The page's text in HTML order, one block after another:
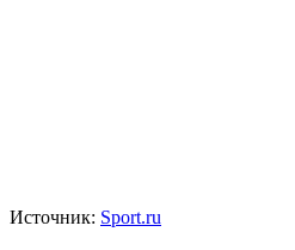
Источник: Sport.ru